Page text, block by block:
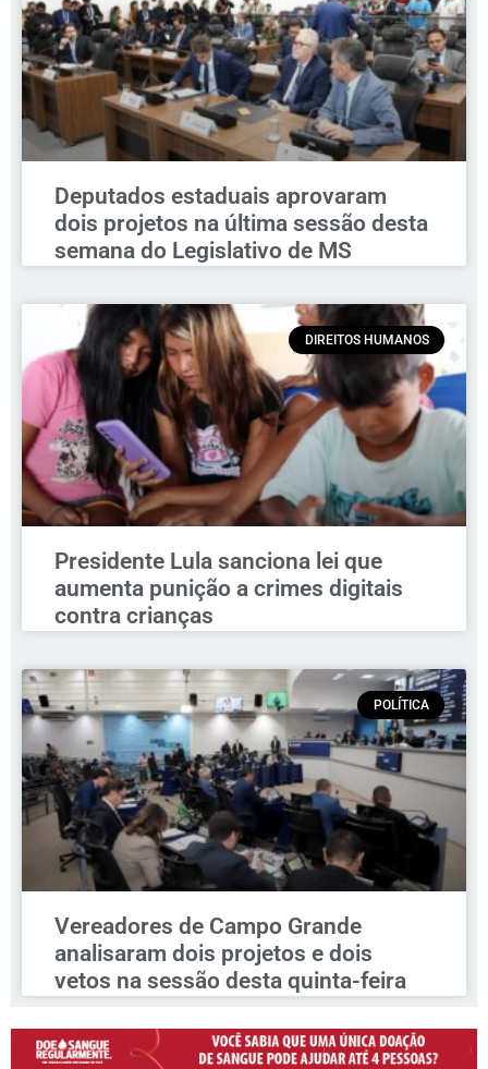
Deputados estaduais aprovaram
dois projetos na última sessão desta
semana do Legislativo de MS
DIREITOS HUMANOS
Presidente Lula sanciona lei que
aumenta punição a crimes digitais
contra crianças
POLÍTICA
Vereadores de Campo Grande
analisaram dois projetos e dois
vetos na sessão desta quinta-feira